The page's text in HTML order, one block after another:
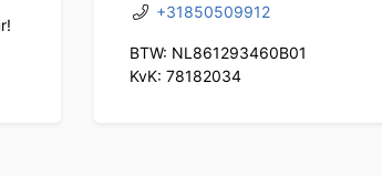
+31850509912
BTW: NL861293460B01
KvK: 78182034